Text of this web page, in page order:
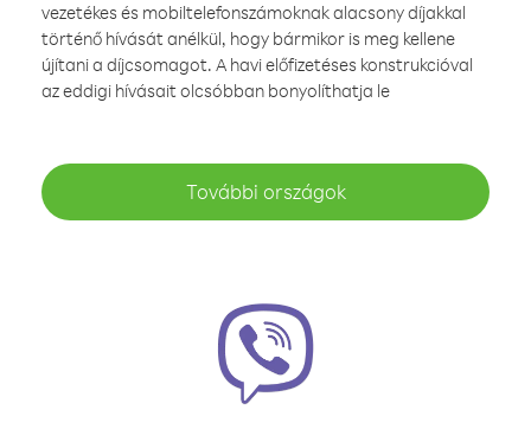
vezetékes és mobiltelefonszámoknak alacsony díjakkal
történő hívását anélkül, hogy bármikor is meg kellene
újítani a díjcsomagot. A havi előfizetéses konstrukcióval
az eddigi hívásait olcsóbban bonyolíthatja le
További országok